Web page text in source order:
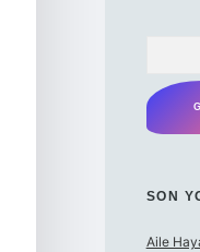
SON
Aile